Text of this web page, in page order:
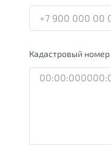
Кадастровый номер